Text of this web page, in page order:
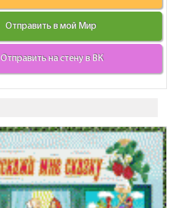
Отправить в мой Мир
Отправить на стену в ВК